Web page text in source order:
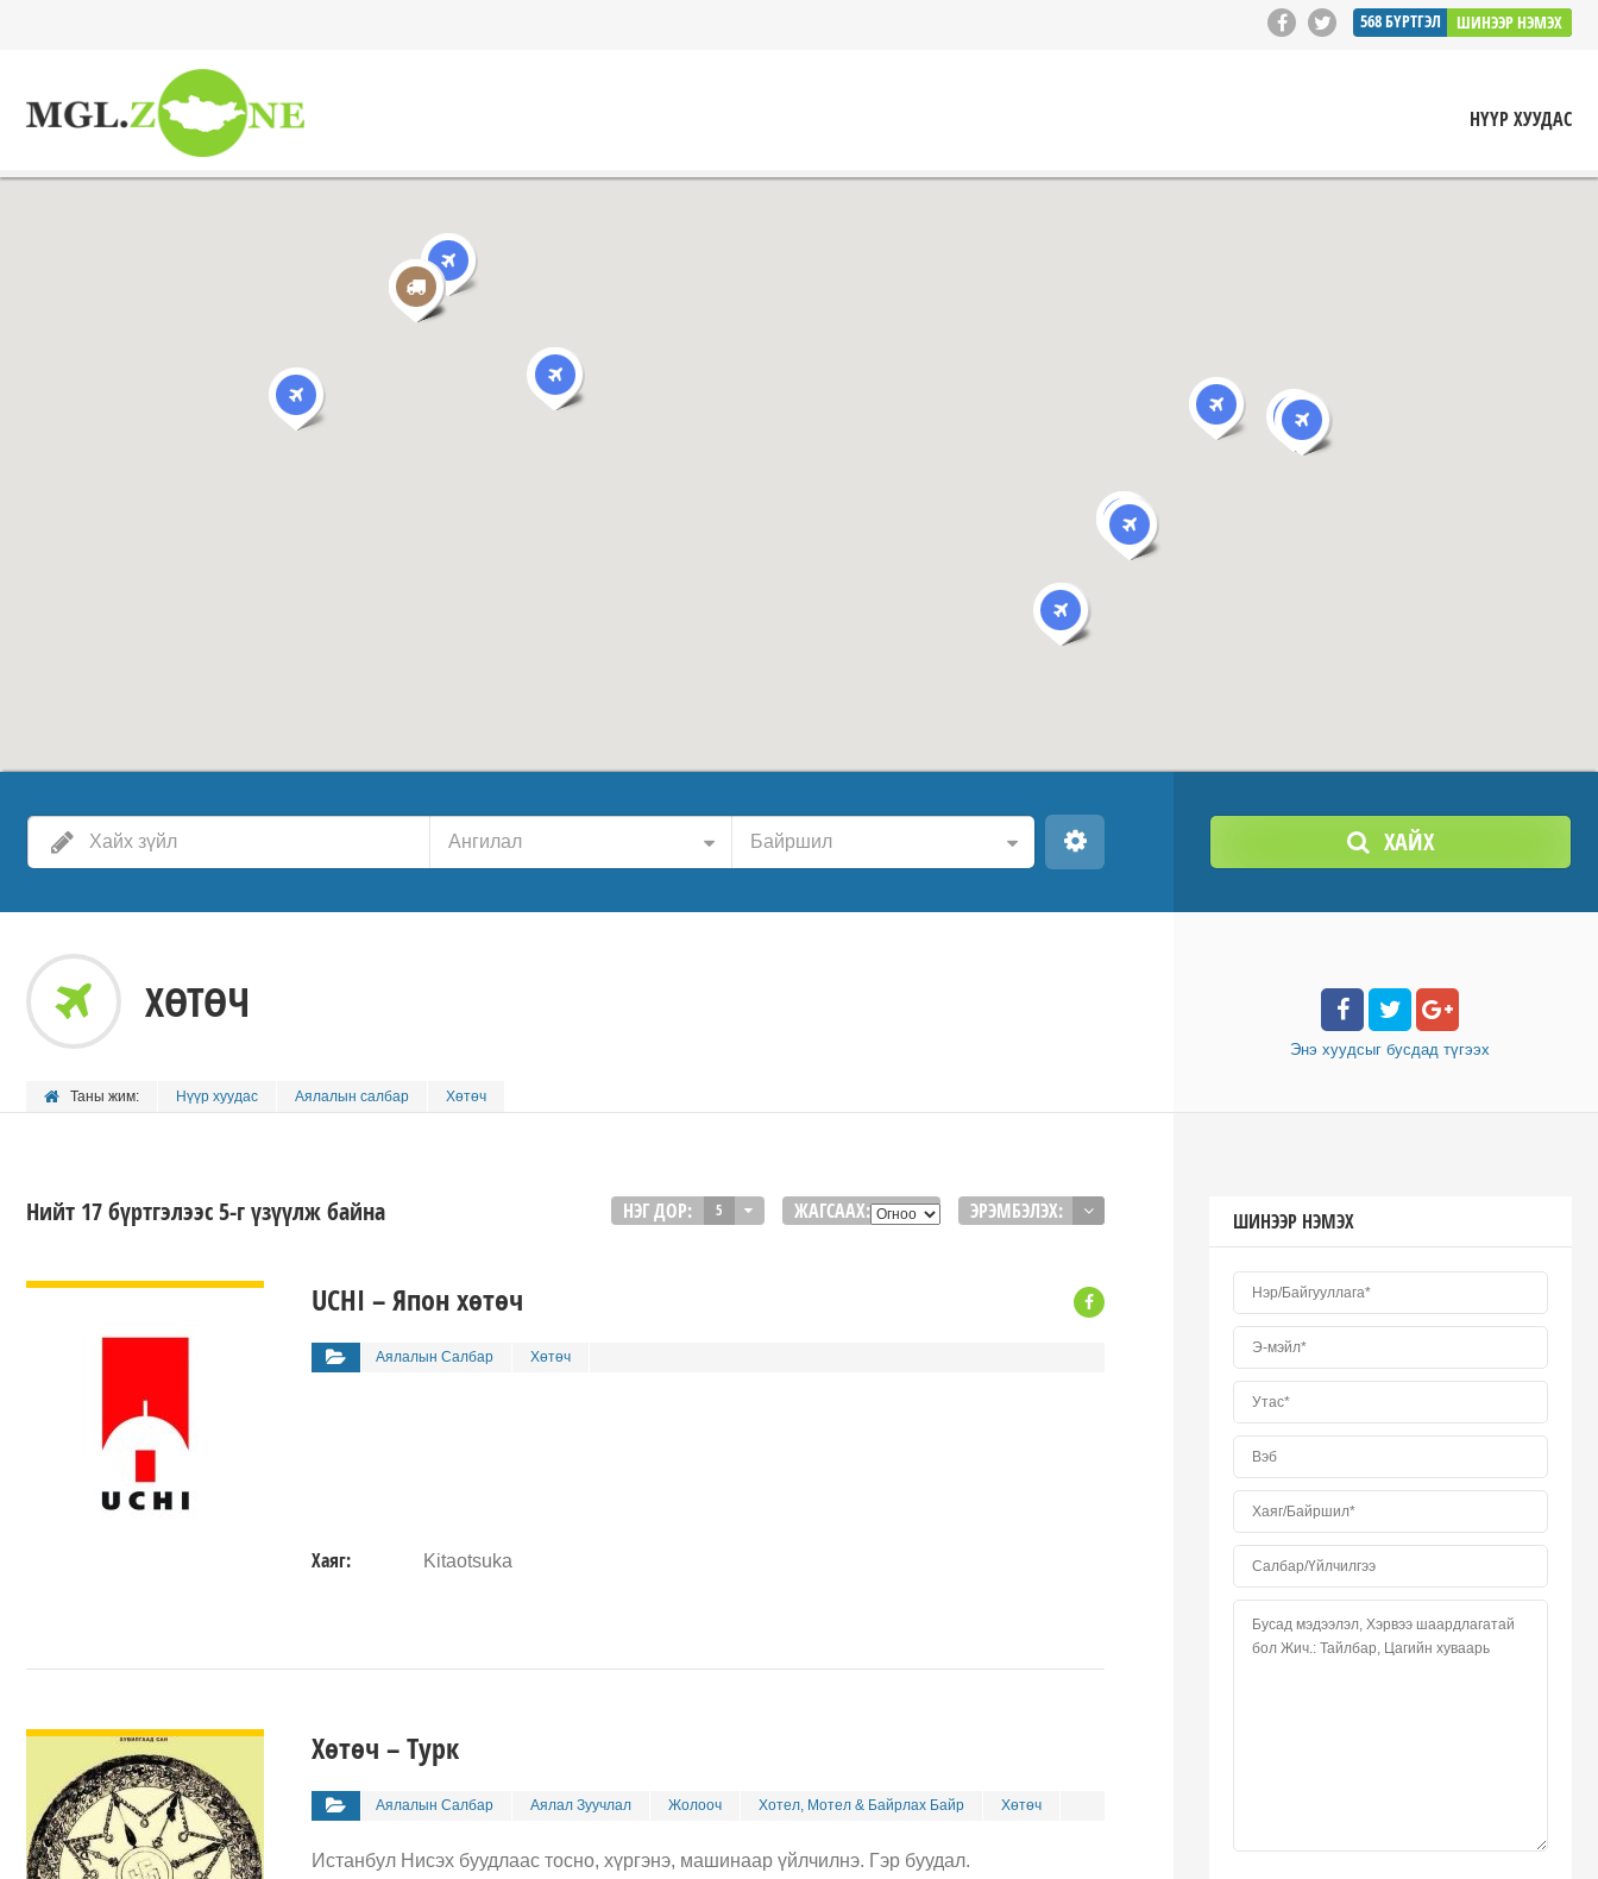
568БҮРТГЭЛ ШИНЭЭР НЭМЭХ
НҮҮР ХУУДАС
Ангилал Байршил ХАЙХ
ХӨТӨЧ
Таны жим: Нүүр хуудас Аялалын салбар Хөтөч
Энэ хуудсыг бусдад түгээх
Нийт 17 бүртгэлээс 5-г үзүүлж байна НЭГ ДОР: 5 ЖАГСААХ: ЭРЭМБЭЛЭХ:
UCHI – Япон хөтөч
Аялалын Салбар Хөтөч
Хаяг: Kitaotsuka
Хөтөч – Турк
Аялалын Салбар Аялал Зуучлал Жолооч Хотел, Мотел & Байрлах Байр Хөтөч
Истанбул Нисэх буудлаас тосно, хүргэнэ, машинаар үйлчилнэ. Гэр буудал.
ШИНЭЭР НЭМЭХ